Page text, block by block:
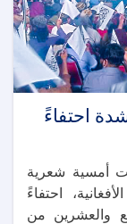
احتفاءً
أمسية شعرية
احتفاءً
والعشرين من